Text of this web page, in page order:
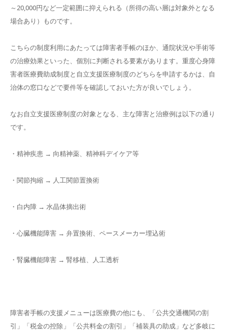
～20,000円など一定範囲に抑えられる（所得の高い層は対象外となる
場合あり）ものです。
こちらの制度利用にあたっては障害者手帳のほか、通院状況や手術等
の治療効果といった、個別に判断される要素があります。重度心身障
害者医療費助成制度と自立支援医療制度のどちらを申請するかは、自
治体の窓口などで要件等を確認しておいた方が良いでしょう。
なお自立支援医療制度の対象となる、主な障害と治療例は以下の通り
です。
・精神疾患 → 向精神薬、精神科デイケア等
・関節拘縮 → 人工関節置換術
・白内障 → 水晶体摘出術
・心臓機能障害 → 弁置換術、ペースメーカー埋込術
・腎臓機能障害 → 腎移植、人工透析
障害者手帳の支援メニューは医療費の他にも、「公共交通機関の割
引」「税金の控除」「公共料金の割引」「補装具の助成」など多岐に